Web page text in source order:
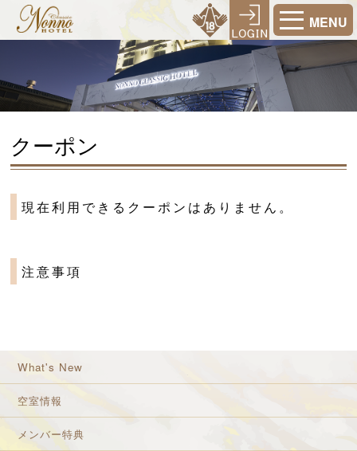
MENU
クーポン
現在利用できるクーポンはありません。
注意事項
What's New
空室情報
メンバー特典